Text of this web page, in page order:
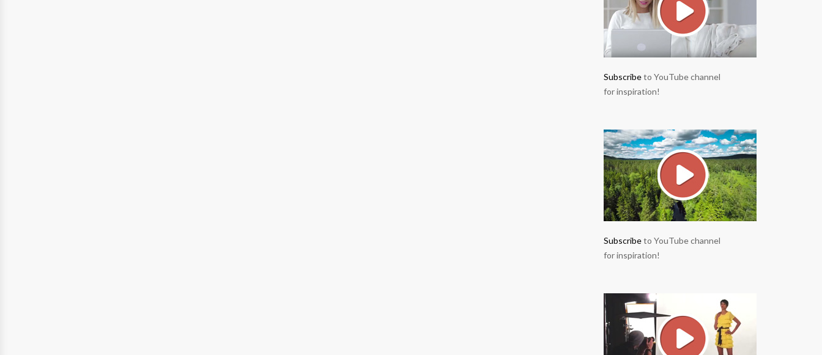
Subscribeto YouTube channel
for inspiration!
Subscribeto YouTube channel
for inspiration!